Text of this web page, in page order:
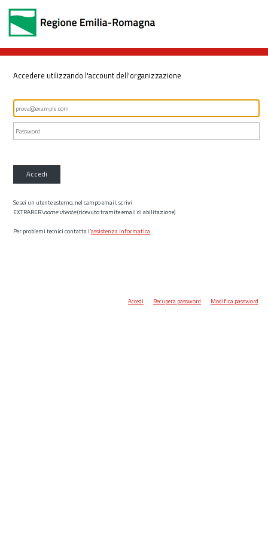
Accedere utilizzando l'account dell'organizzazione
Accedi
Se sei un utente esterno, nel campo email, scrivi
EXTRARER\nome utente(ricevuto tramite email di abilitazione)
Per problemi tecnici contatta l’assistenza informatica.
Accedi Recupera password Modifica password